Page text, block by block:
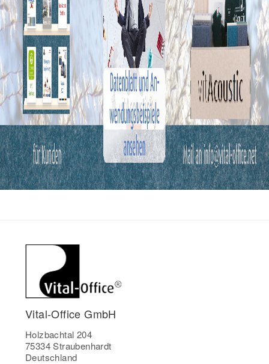
Vital-Office GmbH
Holzbachtal 204
75334 Straubenhardt
Deutschland